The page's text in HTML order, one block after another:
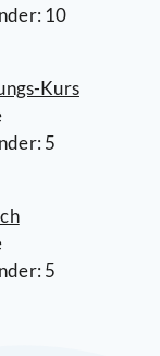
10
Kurs
5
5